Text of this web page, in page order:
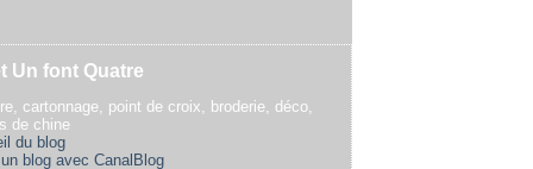
Un font Quatre
cartonnage, point de croix, broderie, déco,
de chine
du blog
blog avec CanalBlog